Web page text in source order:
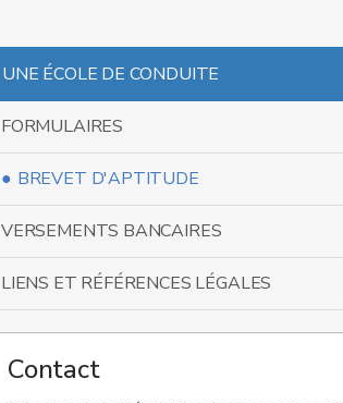
UNE ÉCOLE DE CONDUITE
FORMULAIRES
BREVET D'APTITUDE
VERSEMENTS BANCAIRES
LIENS ET RÉFÉRENCES LÉGALES
Contact